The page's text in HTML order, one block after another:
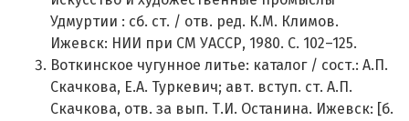
Удмуртии : сб. ст. / отв. ред. К.М. Климов.
Ижевск: НИИ при СМ УАССР, 1980. С. 102–125.
Воткинское чугунное литье: каталог / сост.: А.П.
Скачкова, Е.А. Туркевич; авт. вступ. ст. А.П.
Скачкова, отв. за вып. Т.И. Останина. Ижевск: [б.